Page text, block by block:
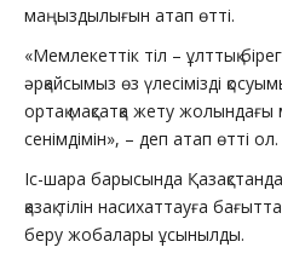
маңыздылығын атап өтті.
«Мемлекеттік тіл – ұлттық
әрқайсымыз өз үлесімізді
ортақ мақсатқа жету
сенімдімін», – деп атап өтті ол.
Іс-шара барысында
қазақ тілін насихаттауға
беру жобалары ұсынылды.